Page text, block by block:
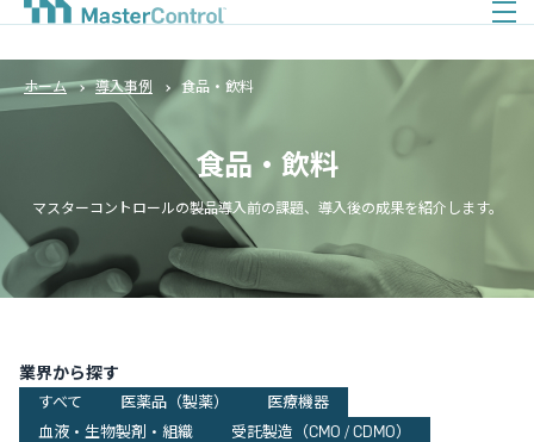
ホーム 導入事例 食品・飲料
食品・飲料
マスターコントロールの製品導入前の課題、導入後の成果を紹介します。
業界から探す
すべて 医薬品（製薬）
医療機器
血液・生物製剤・組織
受託製造（CMO / CDMO）